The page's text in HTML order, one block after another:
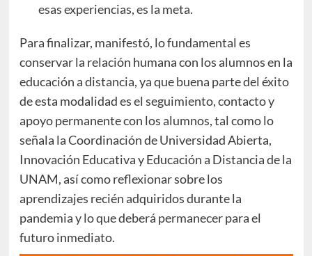
esas experiencias, es la meta.
Para finalizar, manifestó, lo fundamental es
conservar la relación humana con los alumnos en la
educación a distancia, ya que buena parte del éxito
de esta modalidad es el seguimiento, contacto y
apoyo permanente con los alumnos, tal como lo
señala la Coordinación de Universidad Abierta,
Innovación Educativa y Educación a Distancia de la
UNAM, así como reflexionar sobre los
aprendizajes recién adquiridos durante la
pandemia y lo que deberá permanecer para el
futuro inmediato.